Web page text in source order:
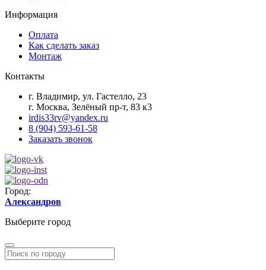
Информация
Оплата
Как сделать заказ
Монтаж
Контакты
г. Владимир, ул. Гастелло, 23
г. Москва, Зелёный пр-т, 83 к3
irdis33rv@yandex.ru
8 (904) 593-61-58
Заказать звонок
Город:
Александров
Выберите город